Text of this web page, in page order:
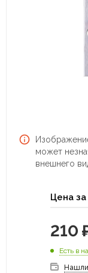
может
внешнего
Цена за
210
Есть в